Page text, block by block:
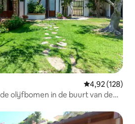
Gemiddelde
4,92 (128)
olijfbomen in de buurt van de